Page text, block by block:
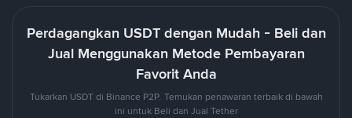
Perdagangkan USDT dengan Mudah - Beli dan
Jual Menggunakan Metode Pembayaran
Favorit Anda
Tukarkan USDT di Binance P2P. Temukan penawaran terbaik di bawah
ini untuk Beli dan Jual Tether